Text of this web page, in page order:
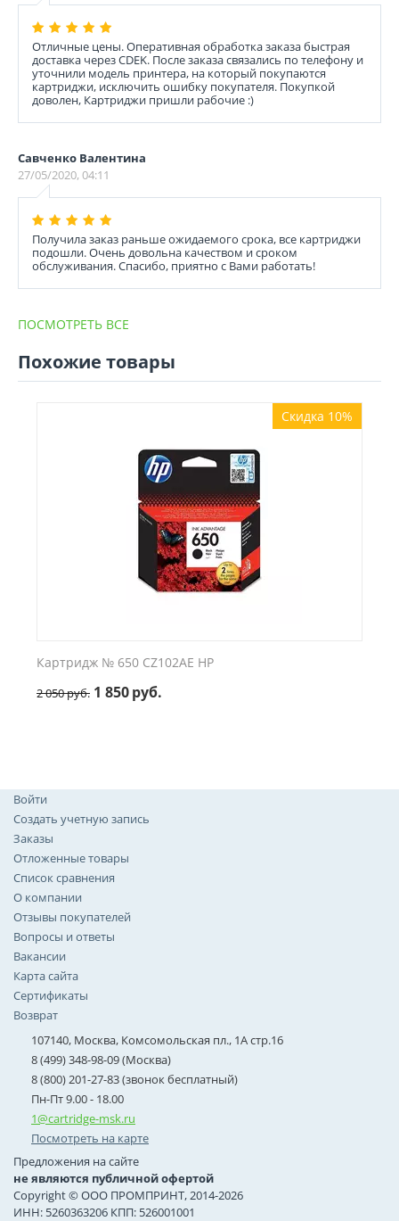
Отличные цены. Оперативная обработка заказа быстрая
доставка через CDEK. После заказа связались по телефону и
уточнили модель принтера, на который покупаются
картриджи, исключить ошибку покупателя. Покупкой
доволен, Картриджи пришли рабочие :)
Савченко Валентина
27/05/2020, 04:11
Получила заказ раньше ожидаемого срока, все картриджи
подошли. Очень довольна качеством и сроком
обслуживания. Спасибо, приятно с Вами работать!
ПОСМОТРЕТЬ ВСЕ
Похожие товары
Скидка 10%
Картридж № 650 CZ102AE HP
2 050руб. 1 850руб.
Войти
Создать учетную запись
Заказы
Отложенные товары
Список сравнения
О компании
Отзывы покупателей
Вопросы и ответы
Вакансии
Карта сайта
Сертификаты
Возврат
107140, Москва, Комсомольская пл., 1А стр.16
8 (499) 348-98-09 (Москва)
8 (800) 201-27-83 (звонок бесплатный)
Пн-Пт 9.00 - 18.00
1@cartridge-msk.ru
Посмотреть на карте
Предложения на сайте
не являются публичной офертой
Copyright © ООО ПРОМПРИНТ, 2014-2026
ИНН: 5260363206 КПП: 526001001